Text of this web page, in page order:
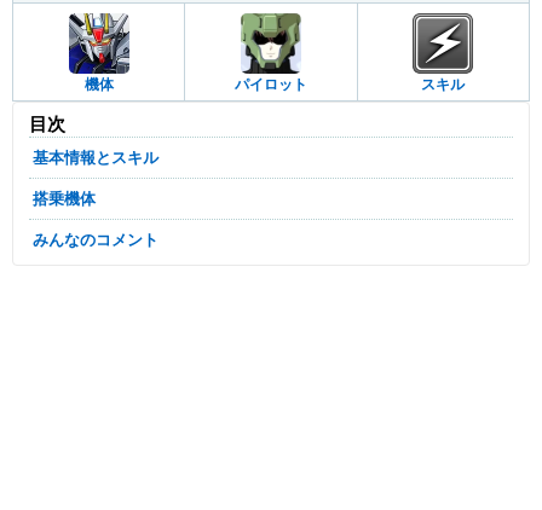
機体 パイロット スキル
目次
基本情報とスキル
搭乗機体
みんなのコメント